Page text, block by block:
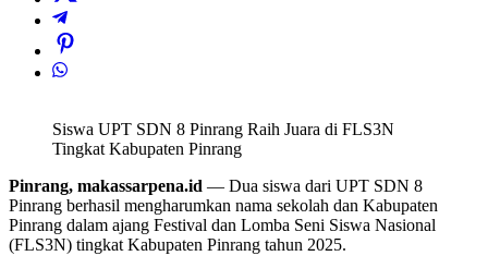
Siswa UPT SDN 8 Pinrang Raih Juara di FLS3N
Tingkat Kabupaten Pinrang
Pinrang, makassarpena.id — Dua siswa dari UPT SDN 8
Pinrang berhasil mengharumkan nama sekolah dan Kabupaten
Pinrang dalam ajang Festival dan Lomba Seni Siswa Nasional
(FLS3N) tingkat Kabupaten Pinrang tahun 2025.